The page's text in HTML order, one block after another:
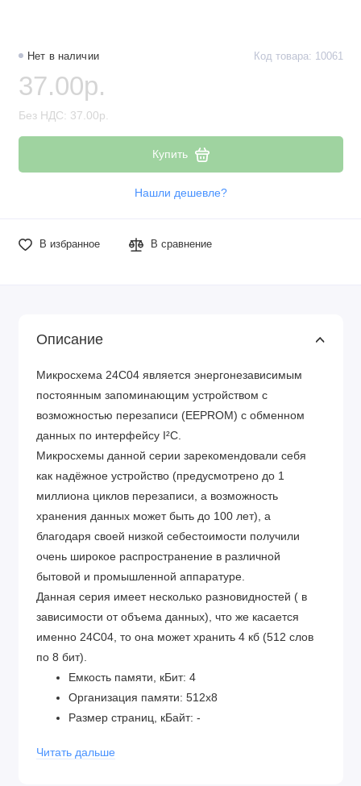
Разъёмы, штекеры и соединители
Резисторы
Реле
Стабилизаторы питания
Нет в наличии Код товара: 10061
37.00р.
Без НДС: 37.00р.
Купить
Нашли дешевле?
В избранное В сравнение
Описание
Микросхема 24C04 является энергонезависимым
постоянным запоминающим устройством с
возможностью перезаписи (EEPROM) с обменном
данных по интерфейсу I²C.
Микросхемы данной серии зарекомендовали себя
как надёжное устройство (предусмотрено до 1
миллиона циклов перезаписи, а возможность
хранения данных может быть до 100 лет), а
благодаря своей низкой себестоимости получили
очень широкое распространение в различной
бытовой и промышленной аппаратуре.
Данная серия имеет несколько разновидностей ( в
зависимости от объема данных), что же касается
именно 24С04, то она может хранить 4 кб (512 слов
по 8 бит).
Емкость памяти, кБит: 4
Организация памяти: 512х8
Размер страниц, кБайт: -
Интерфейс: I2C
Читать дальше